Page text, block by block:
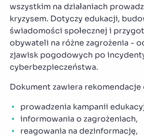
wszystkim na działaniach
kryzysem. Dotyczy edukacji,
świadomości społecznej i
obywateli na różne zagrożenia -
zjawisk pogodowych po
cyberbezpieczeństwa.
Dokument zawiera rekomendacje
prowadzenia kampanii
informowania o zagrożeniach,
reagowania na dezinformację,